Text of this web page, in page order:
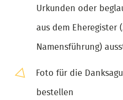
Urkunden oder
aus dem Eheregister
Namensführung)
Foto für die
bestellen